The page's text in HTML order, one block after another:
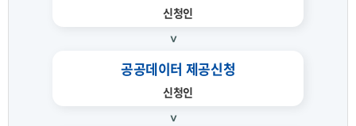
신청인
공공데이터 제공신청
신청인